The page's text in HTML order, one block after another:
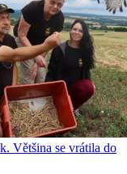
Většina se vrátila do